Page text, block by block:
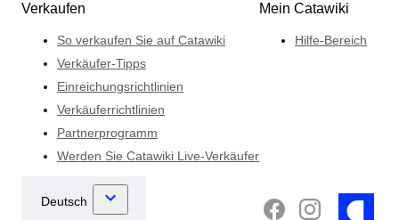
Verkaufen
So verkaufen Sie auf Catawiki
Verkäufer-Tipps
Einreichungsrichtlinien
Verkäuferrichtlinien
Partnerprogramm
Werden Sie Catawiki Live-Verkäufer
Mein Catawiki
Hilfe-Bereich